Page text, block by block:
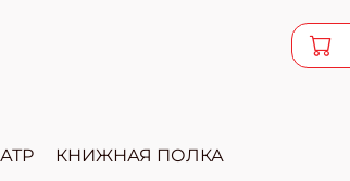
КНИЖНАЯ ПОЛКА